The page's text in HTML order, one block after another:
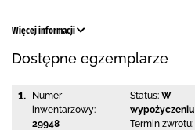
Więcej informacji
Dostępne egzemplarze
1.
Numer
inwentarzowy:
29948
Status: W
wypożyczeniu
Termin zwrotu: